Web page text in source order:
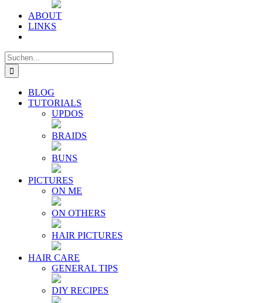
ABOUT
LINKS
Suche
nach:
BLOG
TUTORIALS
UPDOS
BRAIDS
BUNS
PICTURES
ON ME
ON OTHERS
HAIR PICTURES
HAIR CARE
GENERAL TIPS
DIY RECIPES